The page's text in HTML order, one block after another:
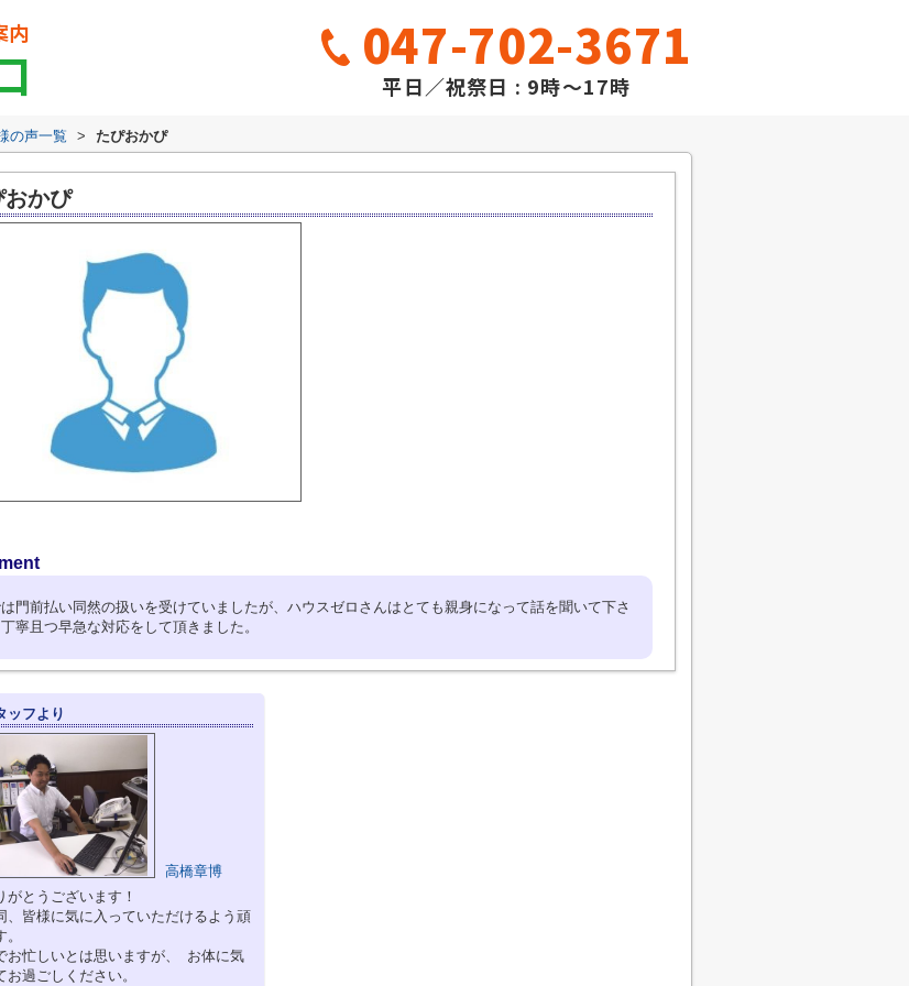
内 047-702-3671
平日／祝祭日 : 9時～17時
の声一覧 > たぴおかぴ
おかぴ
門前払い同然の扱いを受けていましたが、ハウスゼロさんはとても親身になって話を聞いて下さ
寧且つ早急な対応をして頂きました。
ッフより
高橋章博
がとうございます！
、皆様に気に入っていただけるよう頑
お忙しいとは思いますが、 お体に気
お過ごしください。